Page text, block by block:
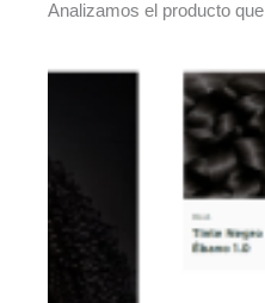
Analizamos el producto